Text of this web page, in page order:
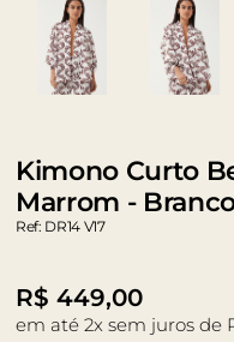
Kimono Curto
Marrom -
Ref: DR14 V17
R$ 449,00
em até 2x sem juros de